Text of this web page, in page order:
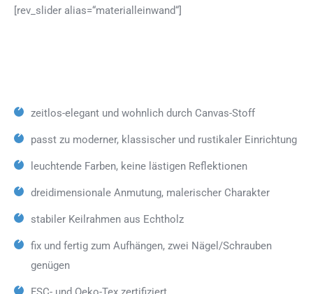
[rev_slider alias=“materialleinwand“]
zeitlos-elegant und wohnlich durch Canvas-Stoff
passt zu moderner, klassischer und rustikaler Einrichtung
leuchtende Farben, keine lästigen Reflektionen
dreidimensionale Anmutung, malerischer Charakter
stabiler Keilrahmen aus Echtholz
fix und fertig zum Aufhängen, zwei Nägel/Schrauben
genügen